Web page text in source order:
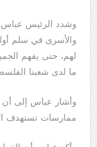
وشدد الرئيس
والأسرى في سلم
لهم، حتى يفهم
ما لدى شعبنا
وأشار عباس إلى
ممارسات تستهدف